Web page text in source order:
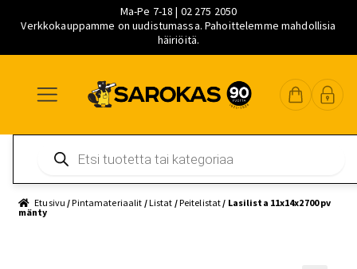
Ma-Pe 7-18 | 02 275 2050
Verkkokauppamme on uudistumassa. Pahoittelemme mahdollisia
häiriöitä.
navigointiin
sisältöön
pääsisältöön
search
Etusivu /Pintamateriaalit /Listat /Peitelistat / Lasilista 11x14x2700 pv
mänty